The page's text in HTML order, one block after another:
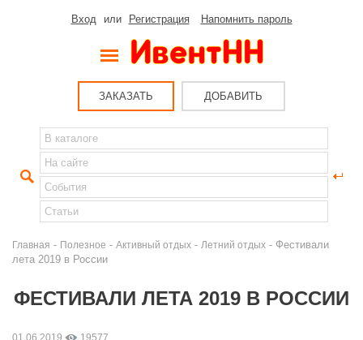
Вход или Регистрация Напомнить пароль
ЗАКАЗАТЬ ДОБАВИТЬ
Главная - Полезное - Активный отдых - Летний отдых - Фестивали
лета 2019 в России
ФЕСТИВАЛИ ЛЕТА 2019 В РОССИИ
01.06.2019 19577